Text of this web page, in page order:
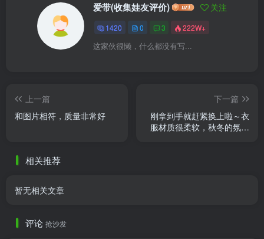
爱带(收集娃友评价) 关注
1420 0 3 222W+
这家伙很懒，什么都没有写...
上一篇
和图片相符，质量非常好
下一篇
刚拿到手就赶紧换上啦～衣
服材质很柔软，秋冬的氛围
相关推荐
暂无相关文章
评论 抢沙发